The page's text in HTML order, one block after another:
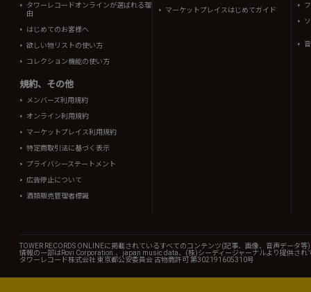
タワーレコードオンラインが選ばれる理
由
はじめてのお客様へ
欲しい物リストの使い方
コレクション機能の使い方
規約、その他
メンバーズ利用規約
オンライン利用規約
マーケットプレイス利用規約
特定商取引法に基づく表示
プライバシーステートメント
広告停止について
酒類販売管理者標識
マーケットプレイスはじめてガイド
TOWER RECORDS ONLINEに掲載されているすべてのコンテンツ(記事、画像、音声データ
情報の一部はRovi Corporation.、japan music data、(株)シーディージャーナルより提供され
タワーレコード株式会社 東京都公安委員会 古物商許可 第302191605310号